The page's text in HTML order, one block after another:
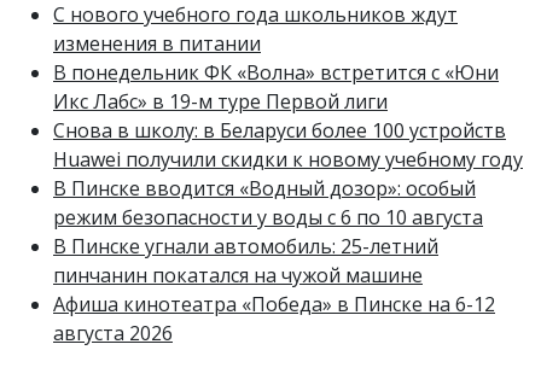
С нового учебного года школьников ждут
изменения в питании
В понедельник ФК «Волна» встретится с «Юни
Икс Лабс» в 19-м туре Первой лиги
Снова в школу: в Беларуси более 100 устройств
Huawei получили скидки к новому учебному году
В Пинске вводится «Водный дозор»: особый
режим безопасности у воды с 6 по 10 августа
В Пинске угнали автомобиль: 25-летний
пинчанин покатался на чужой машине
Афиша кинотеатра «Победа» в Пинске на 6-12
августа 2026